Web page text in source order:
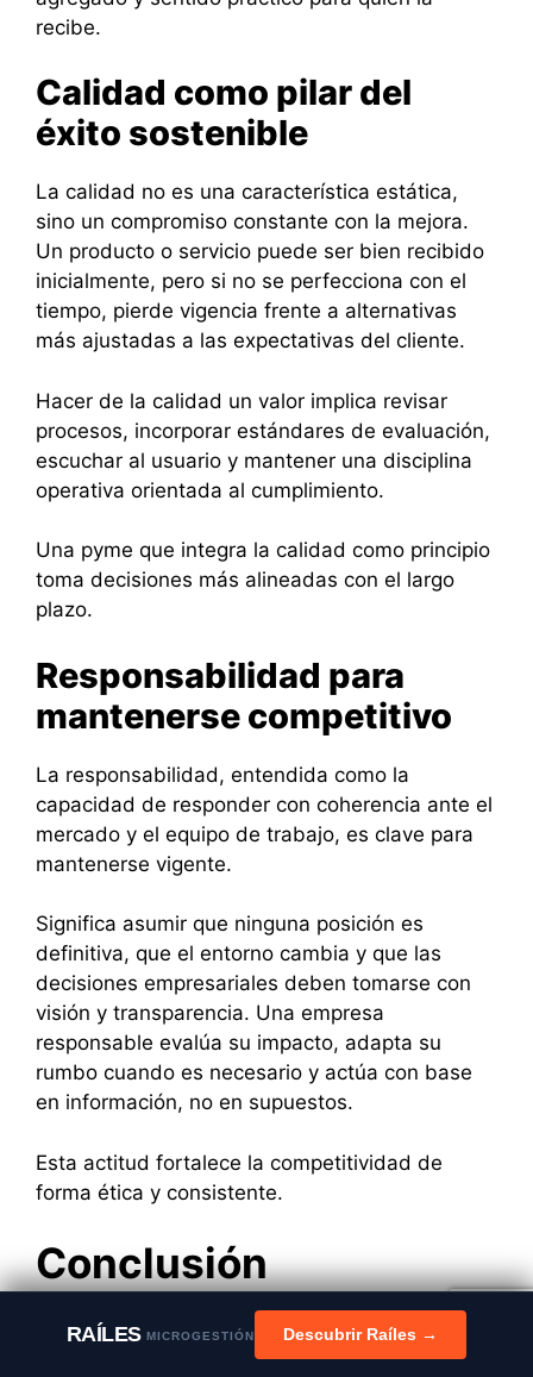
recibe.
Calidad como pilar del
éxito sostenible
La calidad no es una característica estática,
sino un compromiso constante con la mejora.
Un producto o servicio puede ser bien recibido
inicialmente, pero si no se perfecciona con el
tiempo, pierde vigencia frente a alternativas
más ajustadas a las expectativas del cliente.
Hacer de la calidad un valor implica revisar
procesos, incorporar estándares de evaluación,
escuchar al usuario y mantener una disciplina
operativa orientada al cumplimiento.
Una pyme que integra la calidad como principio
toma decisiones más alineadas con el largo
plazo.
Responsabilidad para
mantenerse competitivo
La responsabilidad, entendida como la
capacidad de responder con coherencia ante el
mercado y el equipo de trabajo, es clave para
mantenerse vigente.
Significa asumir que ninguna posición es
definitiva, que el entorno cambia y que las
decisiones empresariales deben tomarse con
visión y transparencia. Una empresa
responsable evalúa su impacto, adapta su
rumbo cuando es necesario y actúa con base
en información, no en supuestos.
Esta actitud fortalece la competitividad de
forma ética y consistente.
Conclusión
Creer que se tiene un producto único y sin
competencia puede parecer una ventaja, pero
RAÍLESMICROGESTIÓN Descubrir Raíles →